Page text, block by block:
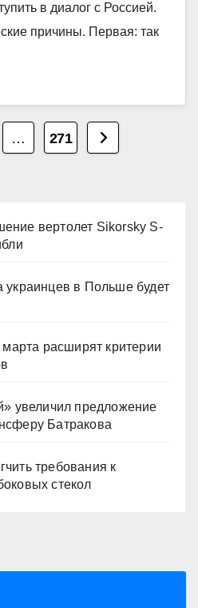
в диалог с Россией.
причины. Первая: так
… 271
вертолет Sikorsky S-
украинцев в Польше будет
расширят критерии
увеличил предложение
Батракова
требования к
стекол